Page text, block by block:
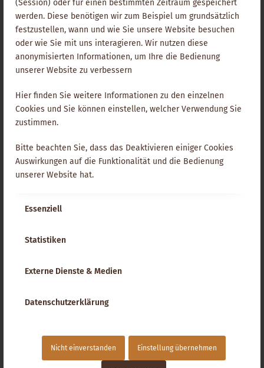
(Session) oder für einen bestimmten Zeitraum gespeichert
werden. Diese benötigen wir zum Beispiel um grundsätzlich
festzustellen, wann und wie Sie unsere Website besuchen
oder wie Sie mit uns interagieren. Wir nutzen diese
anonymisierten Informationen, um Ihre die Bedienung
unserer Website zu verbessern
Hier finden Sie weitere Informationen zu den einzelnen
Cookies und Sie können einstellen, welcher Verwendung Sie
zustimmen.
Bitte beachten Sie, dass das Deaktivieren einiger Cookies
Auswirkungen auf die Funktionalität und die Bedienung
unserer Website hat.
Essenziell
Statistiken
Externe Dienste & Medien
Datenschutzerklärung
Nicht einverstanden Einstellung übernehmen
eines Menschen begründen oder mit beeinflussen
(karmische Begebenheiten aus früheren Leben oder
verdrängte Ereignisse des gegenwärtigen Lebens) sind
ohne mediale Begabung nicht zugänglich. Medialität ist
folglich die zweite Grundvoraussetzung Geistigen Heilens
magischer Anwendung.
Dazu Channeling-Workshops – entdecke Deine Medialität
Alle Glossar-Einträge
Parkstraße 9